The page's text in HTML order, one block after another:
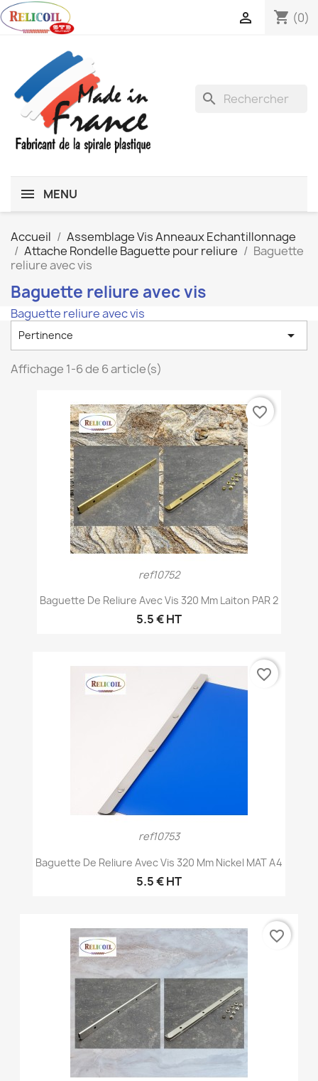
shopping_cart (0)

search
MENU
Accueil
Assemblage Vis Anneaux Echantillonnage
Attache Rondelle Baguette pour reliure
Baguette
reliure avec vis
Baguette reliure avec vis
Baguette reliure avec vis
Pertinence 
Affichage 1-6 de 6 article(s)
ref10752
Baguette De Reliure Avec Vis 320 Mm Laiton PAR 2
5.5 € HT
favorite_border
ref10753
Baguette De Reliure Avec Vis 320 Mm Nickel MAT A4
5.5 € HT
favorite_border
favorite_border